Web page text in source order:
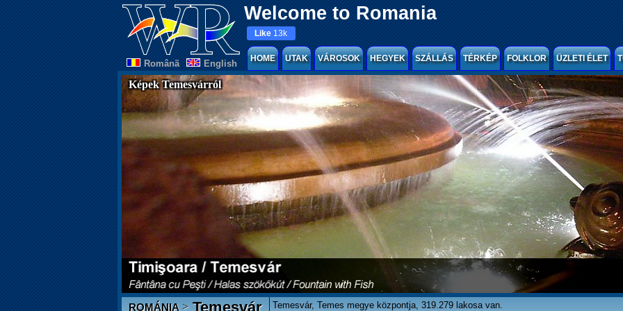
Welcome to Romania
Românã English
Like 13k
HOME UTAK VÁROSOK HEGYEK SZÁLLÁS TÉRKÉP FOLKLOR ÜZLETI ÉLET
Képek Temesvárról
ROMÁNIA>Temesvár Temesvár, Temes megye központja, 319.279 lakosa van.